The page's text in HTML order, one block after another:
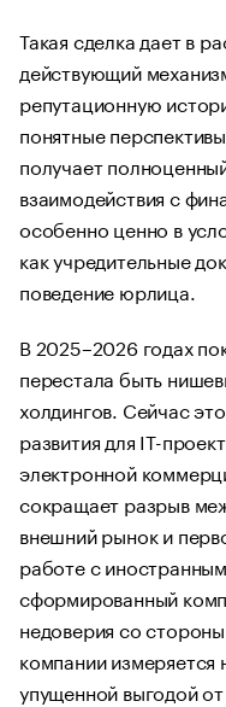
Такая сделка дает в
действующий
репутационную
понятные
получает
взаимодействия с
особенно ценно в
как учредительные
поведение юрлица.
В 2025–2026 годах
перестала быть
холдингов. Сейчас
развития для IT-
электронной
сокращает разрыв
внешний рынок и
работе с
сформированный
недоверия со
компании измеряется
упущенной выгодой